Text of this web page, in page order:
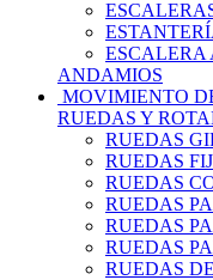
ESCALERA
ANDAMIOS
MOVIMIENTO
RUEDAS Y
RUEDAS
RUEDAS
RUEDAS
RUEDAS
RUEDAS
RUEDAS
RUEDAS